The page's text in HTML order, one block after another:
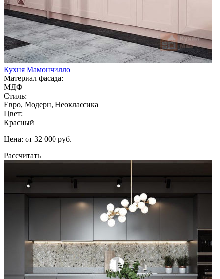
Кухня Мамончилло
Материал фасада:
МДФ
Стиль:
Евро, Модерн, Неоклассика
Цвет:
Красный
Цена: от 32 000 руб.
Рассчитать